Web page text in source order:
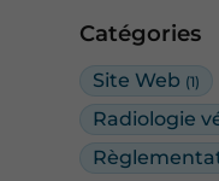
Catégories
Site Web (1)
Radiologie